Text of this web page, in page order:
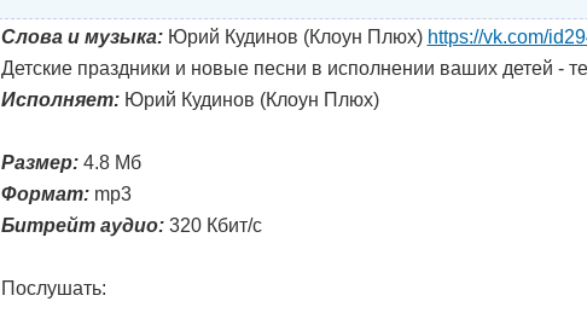
Слова и музыка:Юрий Кудинов (Клоун Плюх) https://vk.com/
Детские праздники и новые песни в исполнении ваших детей -
Исполняет:Юрий Кудинов (Клоун Плюх)
Размер:4.8 Мб
Формат:mp3
Битрейт аудио:320 Кбит/с
Послушать: